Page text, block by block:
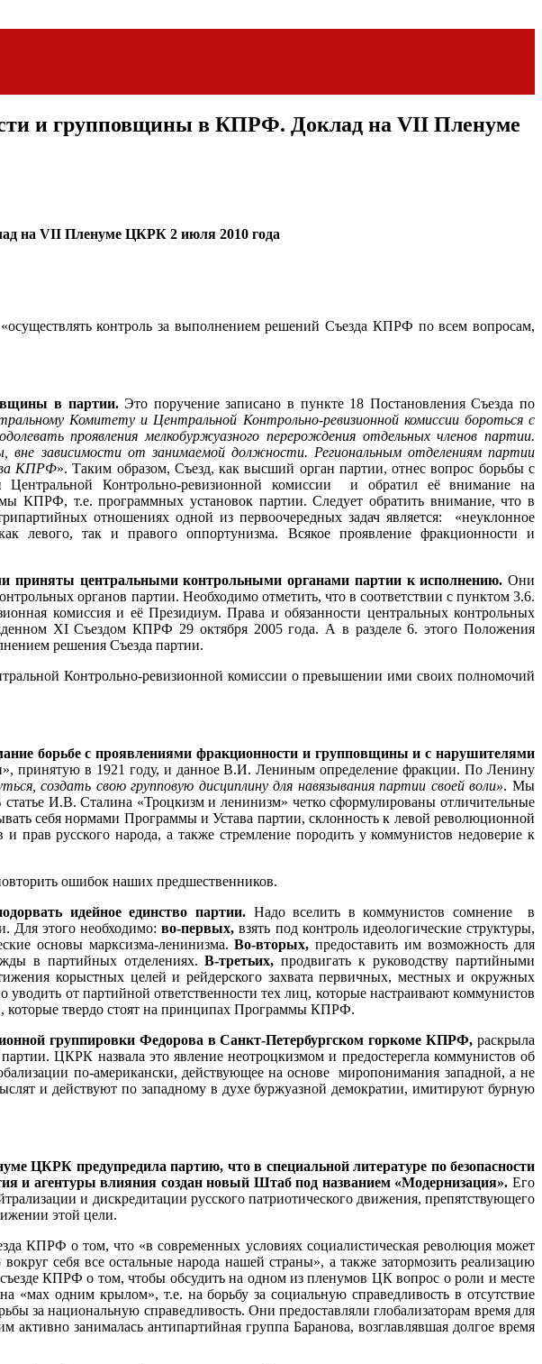
и групповщины в КПРФ. Доклад на VII Пленуме
на VII Пленуме ЦКРК 2 июля 2010 года
контроль за выполнением решений Съезда КПРФ по всем вопросам,
в партии.Это поручение записано в пункте 18 Постановления Съезда по
Комитету и Центральной Контрольно-ревизионной комиссии бороться с
проявления мелкобуржуазного перерождения отдельных членов партии.
вне зависимости от занимаемой должности. Региональным отделениям партии
КПРФ». Таким образом, Съезд, как высший орган партии, отнес вопрос борьбы с
Контрольно-ревизионной комиссии и обратил её внимание на
КПРФ, т.е. программных установок партии. Следует обратить внимание, что в
отношениях одной из первоочередных задач является: «неуклонное
левого, так и правого оппортунизма. Всякое проявление фракционности и
центральными контрольными органами партии к исполнению. Они
органов партии. Необходимо отметить, что в соответствии с пунктом 3.6.
комиссия и её Президиум. Права и обязанности центральных контрольных
ХI Съездом КПРФ 29 октября 2005 года. А в разделе 6. этого Положения
решения Съезда партии.
Контрольно-ревизионной комиссии о превышении ими своих полномочий
борьбе с проявлениями фракционности и групповщины и с нарушителями
принятую в 1921 году, и данное В.И. Лениным определение фракции. По Ленину
создать свою групповую дисциплину для навязывания партии своей воли». Мы
И.В. Сталина «Троцкизм и ленинизм» четко сформулированы отличительные
себя нормами Программы и Устава партии, склонность к левой революционной
русского народа, а также стремление породить у коммунистов недоверие к
ошибок наших предшественников.
идейное единство партии. Надо вселить в коммунистов сомнение в
Для этого необходимо:во-первых, взять под контроль идеологические структуры,
основы марксизма-ленинизма.Во-вторых, предоставить им возможность для
в партийных отделениях.В-третьих, продвигать к руководству партийными
корыстных целей и рейдерского захвата первичных, местных и окружных
уводить от партийной ответственности тех лиц, которые настраивают коммунистов
которые твердо стоят на принципах Программы КПРФ.
группировки Федорова в Санкт-Петербургском горкоме КПРФ, раскрыла
ЦКРК назвала это явление неотроцкизмом и предостерегла коммунистов об
по-американски, действующее на основе миропонимания западной, а не
и действуют по западному в духе буржуазной демократии, имитируют бурную
ЦКРК предупредила партию, что в специальной литературе по безопасности
и агентуры влияния создан новый Штаб под названием «Модернизация». Его
и дискредитации русского патриотического движения, препятствующего
этой цели.
КПРФ о том, что «в современных условиях социалистическая революция может
себя все остальные народа нашей страны», а также затормозить реализацию
КПРФ о том, чтобы обсудить на одном из пленумов ЦК вопрос о роли и месте
одним крылом», т.е. на борьбу за социальную справедливость в отсутствие
за национальную справедливость. Они предоставляли глобализаторам время для
занималась антипартийная группа Баранова, возглавлявшая долгое время